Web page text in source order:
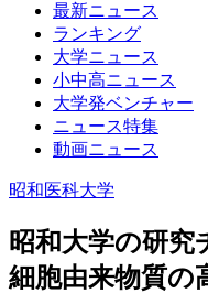
最新ニュース
ランキング
大学ニュース
小中高ニュース
大学発ベンチャー
ニュース特集
動画ニュース
昭和医科大学
昭和大学の研究
細胞由来物質